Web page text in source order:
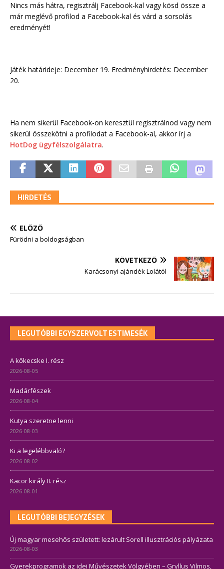
Nincs más hátra, regisztrálj Facebook-kal vagy kösd össze a
már meglévő profilod a Facebook-kal és várd a sorsolás
eredményét!
Játék határideje: December 19. Eredményhirdetés: December
20.
Ha nem sikerül Facebook-on keresztül regisztrálnod vagy nem
sikerül összekötni a profilodat a Facebook-al, akkor írj a
HotDog ügyfélszolgálatra.
HIRDETÉS
ELŐZŐ
Fürödni a boldogságban
KÖVETKEZŐ
Karácsonyi ajándék Lolától
LEGUTÓBBI EGYSZERVOLT ESTIMESÉK
A kőkecske I. rész
2026-08-05
Madárfészek
2026-08-04
Kutya szeretne lenni
2026-08-03
Ki a legelébbvaló?
2026-08-02
Kacor király II. rész
2026-08-01
LEGUTÓBBI BEJEGYZÉSEK
Új magyar mesehős született: lezárult Sorell illusztrációs pályázata
2026-08-03
Gyerekprogramok az idei Művészetek Völgyében – Gryllus Vilmos,